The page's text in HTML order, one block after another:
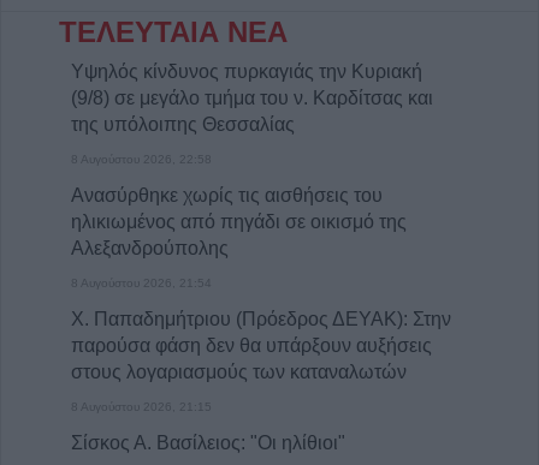
ΤΕΛΕΥΤΑΙΑ ΝΕΑ
Υψηλός κίνδυνος πυρκαγιάς την Κυριακή
(9/8) σε μεγάλο τμήμα του ν. Καρδίτσας και
της υπόλοιπης Θεσσαλίας
8 Αυγούστου 2026, 22:58
Ανασύρθηκε χωρίς τις αισθήσεις του
ηλικιωμένος από πηγάδι σε οικισμό της
Αλεξανδρούπολης
8 Αυγούστου 2026, 21:54
Χ. Παπαδημήτριου (Πρόεδρος ΔΕΥΑΚ): Στην
παρούσα φάση δεν θα υπάρξουν αυξήσεις
στους λογαριασμούς των καταναλωτών
8 Αυγούστου 2026, 21:15
Σίσκος Α. Βασίλειος: "Οι ηλίθιοι"